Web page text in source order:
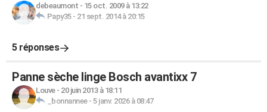
debeaumont - 15 oct. 2009 à 13:22
Papy35- 21 sept. 2014 à 20:15
5 réponses
Panne sèche linge Bosch avantixx 7
Louve- 20 juin 2013 à 18:11
_bonnannee- 5 janv. 2026 à 08:47